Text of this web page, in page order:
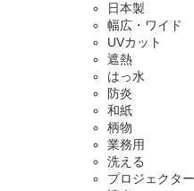
日本製
幅広・ワイド
UVカット
遮熱
はっ水
防炎
和紙
柄物
業務用
洗える
プロジェクタ